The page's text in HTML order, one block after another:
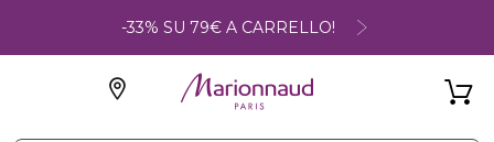
-33% SU 79€ A CARRELLO!